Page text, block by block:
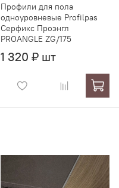
Профили для пола
одноуровневые Profilpas
Серфикс Проэнгл
PROANGLE ZG/175
1 320 ₽ шт